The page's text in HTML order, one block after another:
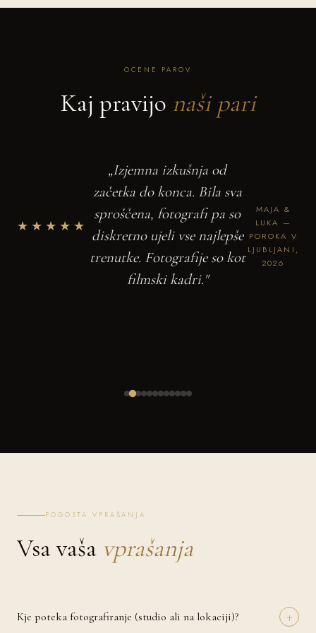
OCENE PAROV
Kaj pravijo naši pari
★★★★★
„Izjemna izkušnja od
začetka do konca. Bila sva
sproščena, fotografi pa so
diskretno ujeli vse najlepše
trenutke. Fotografije so kot
filmski kadri."
MAJA &
LUKA —
POROKA V
LJUBLJANI,
2026
POGOSTA VPRAŠANJA
Vsa vaša vprašanja
Kje poteka fotografiranje (studio ali na lokaciji)? +